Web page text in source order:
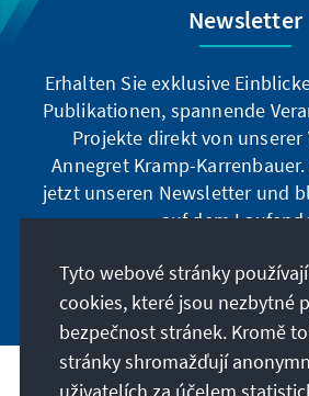
Newsletter
Erhalten Sie exklusive
Publikationen, spannende
Projekte direkt von unserer
Annegret Kramp-
jetzt unseren Newsletter und
auf dem
Jetzt
Tyto webové stránky
cookies, které jsou nezbytné
bezpečnost stránek. Kromě
stránky shromažďují
uživatelích za účelem